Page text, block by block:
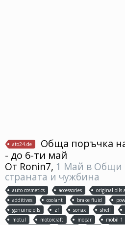
ato24.de
Обща поръчка
- до 6-ти май
От Ronin7, 1 Май в Общи
страната и чужбина
auto cosmetics accessories original oils
additives
coolant brake fluid
genuine oils
zf sonax shell
motul
motorcraft mopar mobil 1